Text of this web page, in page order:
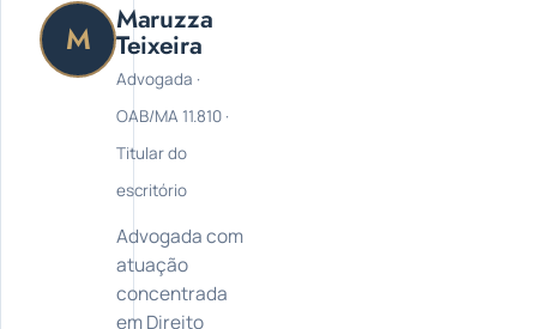
M Maruzza
Teixeira
Advogada ·
OAB/MA 11.810 ·
Titular do
escritório
Advogada com
atuação
concentrada
em Direito